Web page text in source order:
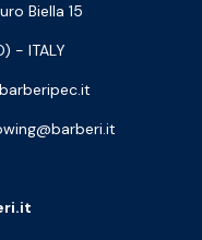
Biella 15
- ITALY